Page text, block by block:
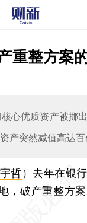
重整方案
心优质资产被挪
产突然减值高达百
哲）去年在银
，破产重整方